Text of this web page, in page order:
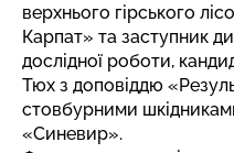
верхнього гірського
Карпат» та заступник
дослідної роботи,
Тюх з доповіддю
стовбурними
«Синевир».